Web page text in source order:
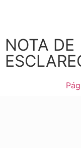
NOTA DE